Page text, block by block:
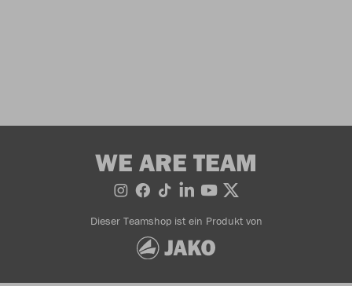
WE ARE TEAM
Dieser Teamshop ist ein Produkt von